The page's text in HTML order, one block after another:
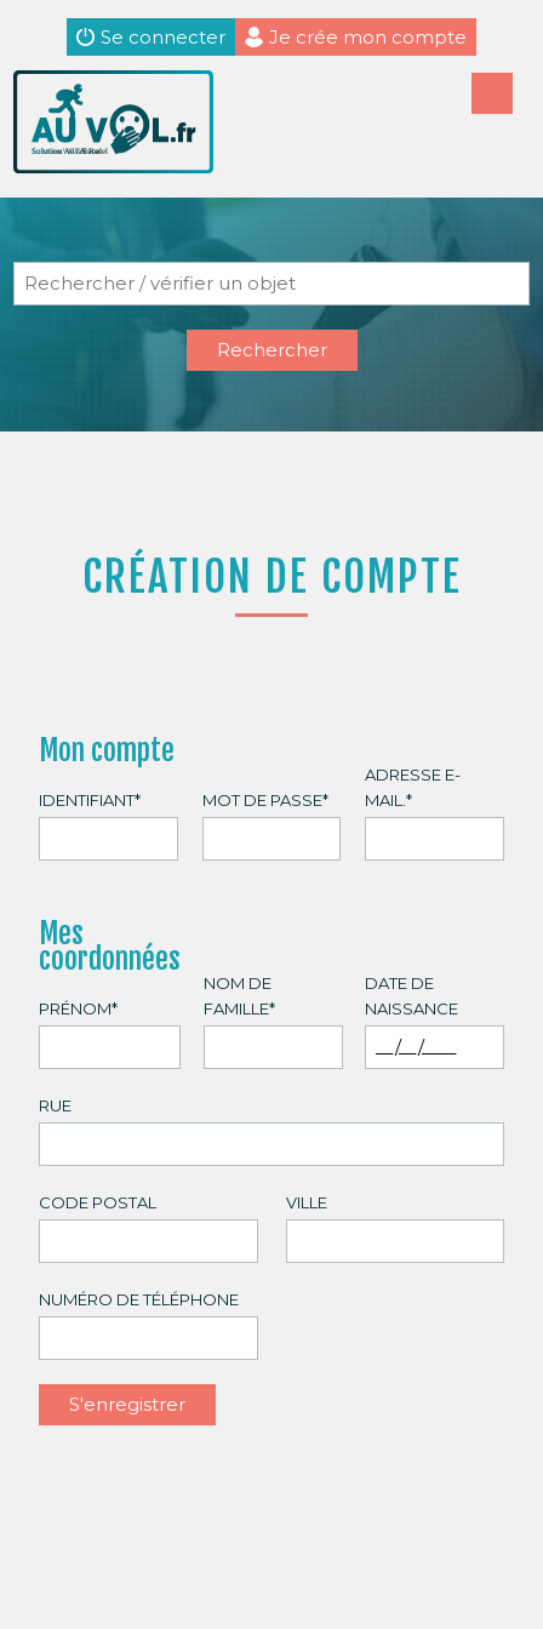
Se connecter Je crée mon compte
Rechercher
CRÉATION DE COMPTE
IDENTIFIANT* MOT DE PASSE*
ADRESSE E-
MAIL. *
PRÉNOM*
NOM DE
FAMILLE*
DATE DE
NAISSANCE
RUE
CODE POSTAL VILLE
NUMÉRO DE TÉLÉPHONE
S'enregistrer